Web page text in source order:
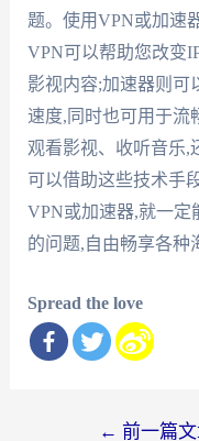
题。使用VPN或加速
VPN可以帮助您改变
影视内容;加速器则可
速度,同时也可用于流
观看影视、收听音乐,
可以借助这些技术手
VPN或加速器,就一定
的问题,自由畅享各种
Spread the love
← 前一篇